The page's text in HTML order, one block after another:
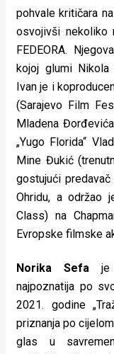
pohvale kritičara
osvojivši nekoliko
FEDEORA.
kojoj glumi
Ivan je i
(Sarajevo Film
Mladena
„Yugo Florida“
Mine Đukić
gostujući
Ohridu, a održao
Class) na
Evropske filmske
Norika Sefa je
najpoznatija po
2021. godine
priznanja po
glas u